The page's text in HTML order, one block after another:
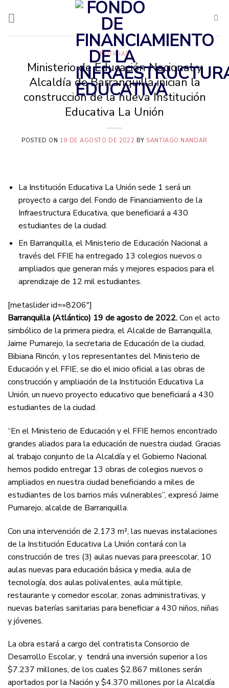
NOTICIAS
Ministerio de Educación Nacional y
Alcaldía de Barranquilla inician la
construcción de la nueva Institución
Educativa La Unión
POSTED ON 19 DE AGOSTO DE 2022 BY SANTIAGO NANDAR
La Institución Educativa La Unión sede 1 será un
proyecto a cargo del Fondo de Financiamiento de la
Infraestructura Educativa, que beneficiará a 430
estudiantes de la ciudad.
En Barranquilla, el Ministerio de Educación Nacional a
través del FFIE ha entregado 13 colegios nuevos o
ampliados que generan más y mejores espacios para el
aprendizaje de 12 mil estudiantes.
[metaslider id=»8206″]
Barranquilla (Atlántico) 19 de agosto de 2022.Con el acto
simbólico de la primera piedra, el Alcalde de Barranquilla,
Jaime Pumarejo, la secretaria de Educación de la ciudad,
Bibiana Rincón, y los representantes del Ministerio de
Educación y el FFIE, se dio el inicio oficial a las obras de
construcción y ampliación de la Institución Educativa La
Unión, un nuevo proyecto educativo que beneficiará a 430
estudiantes de la ciudad.
“En el Ministerio de Educación y el FFIE hemos encontrado
grandes aliados para la educación de nuestra ciudad. Gracias
al trabajo conjunto de la Alcaldía y el Gobierno Nacional
hemos podido entregar 13 obras de colegios nuevos o
ampliados en nuestra ciudad beneficiando a miles de
estudiantes de los barrios más vulnerables”, expresó Jaime
Pumarejo, alcalde de Barranquilla.
Con una intervención de 2.173 m², las nuevas instalaciones
de la Institución Educativa La Unión contará con la
construcción de tres (3) aulas nuevas para preescolar, 10
aulas nuevas para educación básica y media, aula de
tecnología, dos aulas polivalentes, aula múltiple,
restaurante y comedor escolar, zonas administrativas, y
nuevas baterías sanitarias para beneficiar a 430 niños, niñas
y jóvenes.
La obra estará a cargo del contratista Consorcio de
Desarrollo Escolar, y tendrá una inversión superior a los
$7.237 millones, de los cuales $2.867 millones serán
aportados por la Nación y $4.370 millones por la Alcaldía